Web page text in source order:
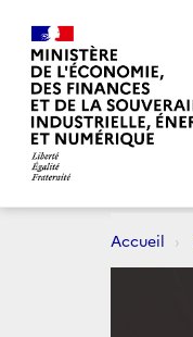
Accueil